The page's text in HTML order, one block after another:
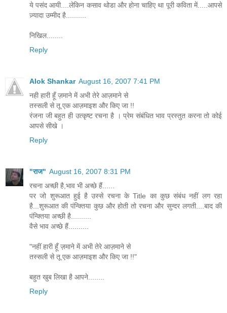
ये पसंद आयी....लेकिन कसाव थोडा और होना चाहिए था पूरी कविता में.....आपसे
ज़्यादा उम्मीद है..........
निखिल........
Reply
Alok Shankar August 16, 2007 7:41 PM
नही हारी हूँ ज़माने में अभी तेरे आज़माने से
तस्सली से तू एक आज़माइश और किए जा !!
रंजना जी बहुत ही उत्कृष्ट रचना है । प्रेम संबंधित भाव प्रस्तुत करना तो कोई
आपसे सीखे ।
Reply
"राज" August 16, 2007 8:31 PM
रचना अच्छी है,भाव भी अच्छे हैं......
पर जो शुरूआत हुई है उस्से रचना के Title का कुछ संबंध नहीं लग रहा
है...शुरूआत की पंन्क्तिया कुछ और होती तो रचना और सुन्दर लगती....बाद की
पंन्क्तिया अच्छी है..........
वैसे भाव अच्छे हैं..........
"नहीं हारी हूँ ज़माने में अभी तेरे आज़माने से
तस्सली से तू एक आज़माइश और किए जा !!"
बहुत खुब लिखा है आपने........
Reply